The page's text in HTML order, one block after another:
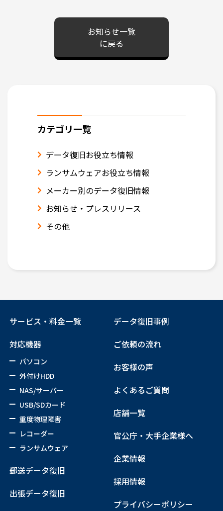
お知らせ一覧
に戻る
カテゴリ一覧
データ復旧お役立ち情報
ランサムウェアお役立ち情報
メーカー別のデータ復旧情報
お知らせ・プレスリリース
その他
サービス・料金一覧
対応機器
パソコン
外付けHDD
NAS/サーバー
USB/SDカード
重度物理障害
レコーダー
ランサムウェア
郵送データ復旧
出張データ復旧
データ復旧事例
ご依頼の流れ
お客様の声
よくあるご質問
店舗一覧
官公庁・大手企業様へ
企業情報
採用情報
プライバシーポリシー